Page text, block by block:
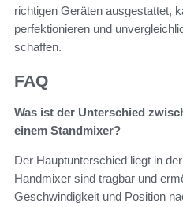
richtigen Geräten ausgestattet,
perfektionieren und
schaffen.
FAQ
Was ist der Unterschied
einem Standmixer?
Der Hauptunterschied liegt in
Handmixer sind tragbar und
Geschwindigkeit und Position